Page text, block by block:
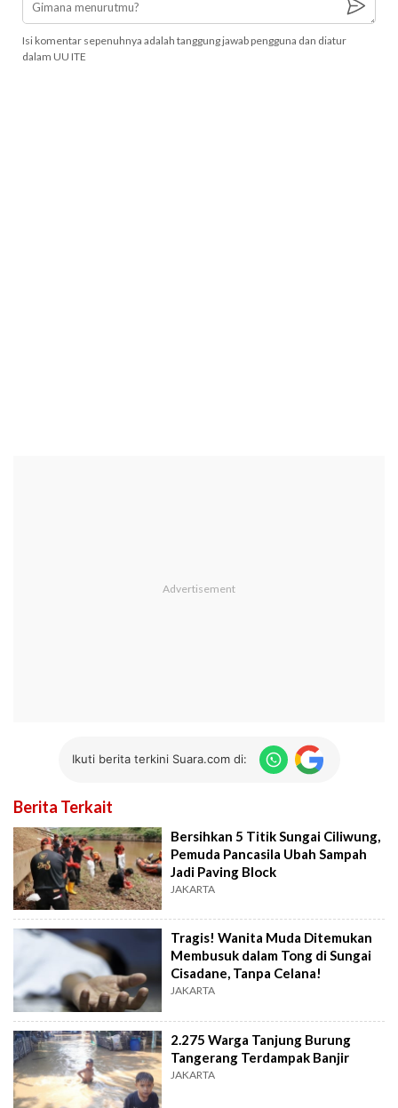
Isi komentar sepenuhnya adalah tanggung jawab pengguna dan diatur
dalam UU ITE
Ikuti berita terkini Suara.com di:
Berita Terkait
Bersihkan 5 Titik Sungai Ciliwung,
Pemuda Pancasila Ubah Sampah
Jadi Paving Block
JAKARTA
Tragis! Wanita Muda Ditemukan
Membusuk dalam Tong di Sungai
Cisadane, Tanpa Celana!
JAKARTA
2.275 Warga Tanjung Burung
Tangerang Terdampak Banjir
JAKARTA